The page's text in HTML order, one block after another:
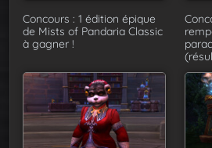
Concours : 1 édition épique
de Mists of Pandaria Classic
à gagner !